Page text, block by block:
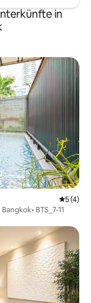
in
5 (4)
BTS_7-11